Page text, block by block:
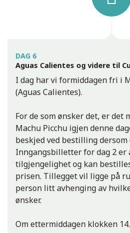
DAG 6
Aguas Calientes og videre til
I dag har vi formiddagen fri i
(Aguas Calientes).
For de som ønsker det, er det
Machu Picchu igjen denne
beskjed ved bestilling
Inngangsbilletter for dag 2 er
tilgjengelighet og kan
prisen. Tillegget vil ligge på
person litt avhenging av
ønsker.
Om ettermiddagen klokken